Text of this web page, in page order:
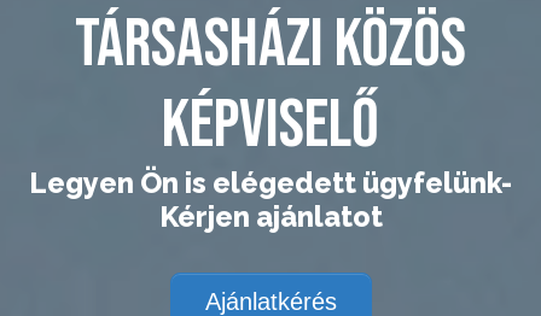
Társasházi közös
képviselő
Legyen Ön is elégedett ügyfelünk-
Kérjen ajánlatot
Ajánlatkérés